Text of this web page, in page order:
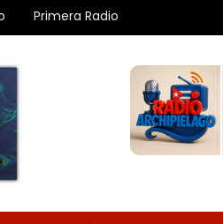
Primera Radio